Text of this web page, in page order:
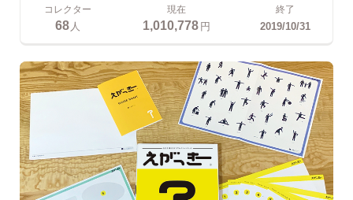
コレクター
68人
現在
1,010,778円
終了
2019/10/31